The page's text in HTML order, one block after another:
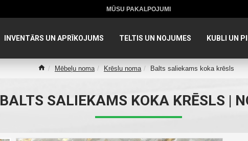
MŪSU PAKALPOJUMI
INVENTĀRS UN APRĪKOJUMS TELTIS UN NOJUMES KUBLI UN
Mēbeļu noma Krēslu noma Balts saliekams koka krēsls
BALTS SALIEKAMS KOKA KRĒSLS |